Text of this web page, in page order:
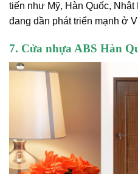
tiến như Mỹ, Hàn Quốc,
đang dần phát triển mạnh ở
7. Cửa nhựa ABS Hàn